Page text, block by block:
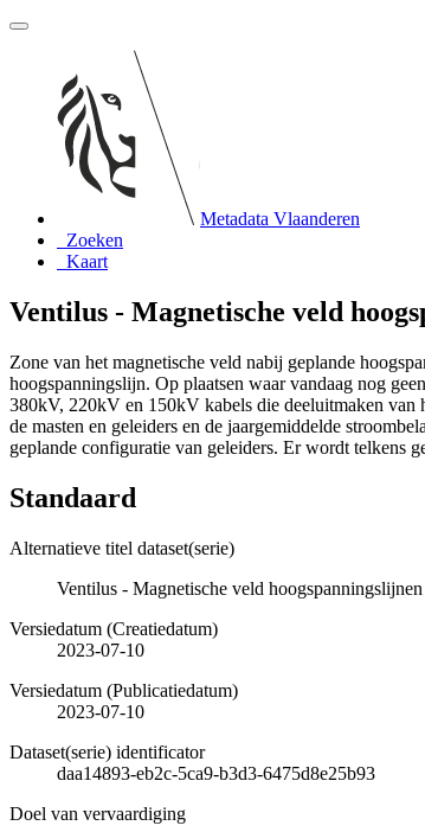
Metadata Vlaanderen
Zoeken
Kaart
Ventilus - Magnetische veld
Zone van het magnetische veld nabij geplande
hoogspanningslijn. Op plaatsen waar vandaag nog
380kV, 220kV en 150kV kabels die deeluitmaken van
de masten en geleiders en de jaargemiddelde
geplande configuratie van geleiders. Er wordt telkens
Standaard
Alternatieve titel dataset(serie)
Ventilus - Magnetische veld
Versiedatum (Creatiedatum)
2023-07-10
Versiedatum (Publicatiedatum)
2023-07-10
Dataset(serie) identificator
daa14893-eb2c-5ca9-b3d3-6475d8e25b93
Doel van vervaardiging